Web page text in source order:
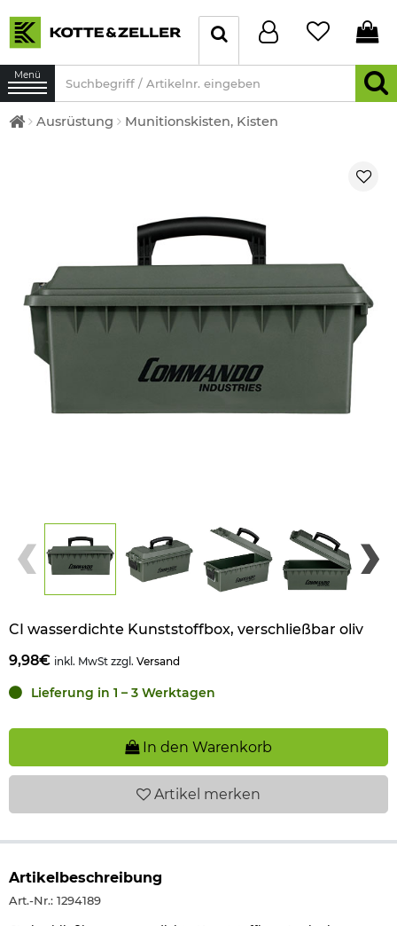
Menü
Ausrüstung Munitionskisten, Kisten
CI wasserdichte Kunststoffbox, verschließbar oliv
9,98€ inkl. MwSt zzgl. Versand
Lieferung in 1 – 3 Werktagen
In den Warenkorb
Artikel merken
Artikelbeschreibung
Art.-Nr.: 1294189